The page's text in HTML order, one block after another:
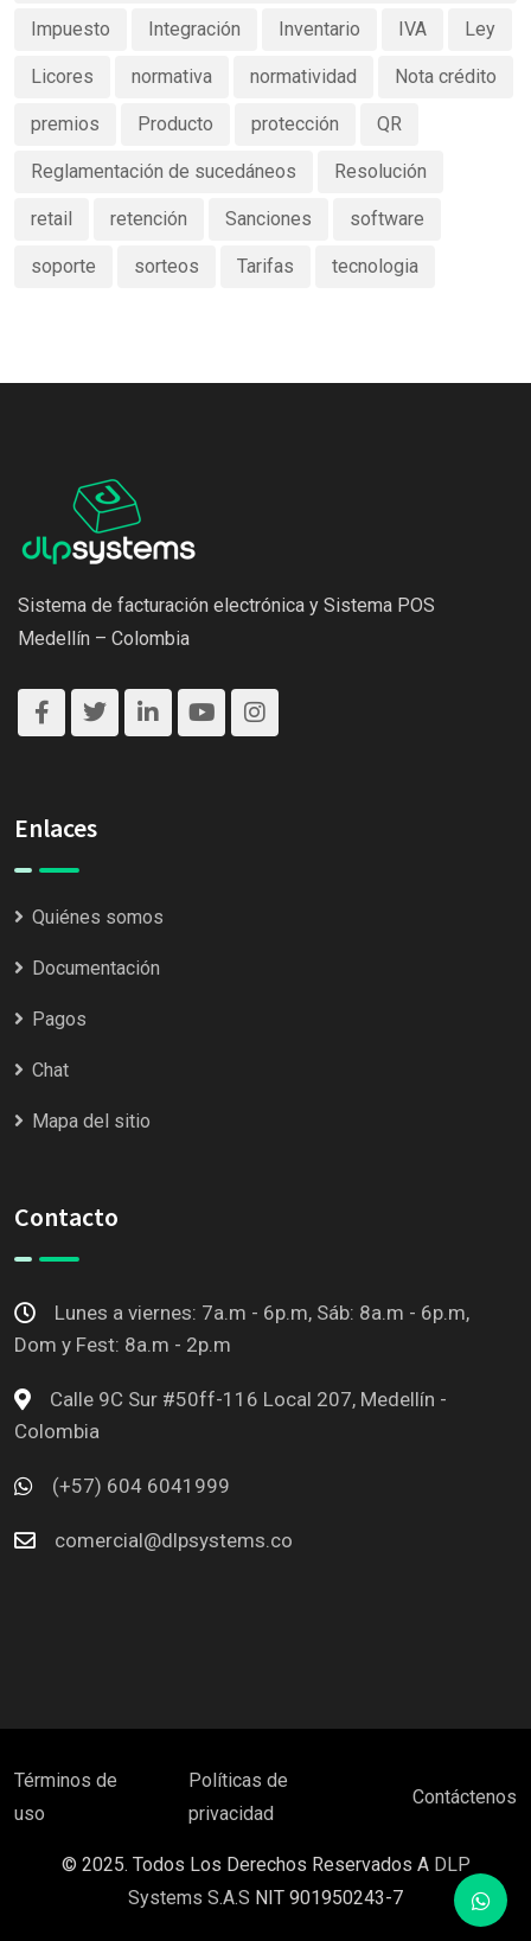
Impuesto Integración Inventario IVA Ley
Licores normativa normatividad Nota crédito
premios Producto protección QR
Reglamentación de sucedáneos Resolución
retail retención Sanciones software
soporte sorteos Tarifas tecnologia
Sistema de facturación electrónica y Sistema POS
Medellín – Colombia
Enlaces
Quiénes somos
Documentación
Pagos
Chat
Mapa del sitio
Contacto
Lunes a viernes: 7a.m - 6p.m, Sáb: 8a.m - 6p.m,
Dom y Fest: 8a.m - 2p.m
Calle 9C Sur #50ff-116 Local 207, Medellín -
Colombia
(+57) 604 6041999
comercial@dlpsystems.co
Términos de
uso
Políticas de
privacidad
Contáctenos
© 2025. Todos Los Derechos Reservados A DLP
Systems S.A.S NIT 901950243-7